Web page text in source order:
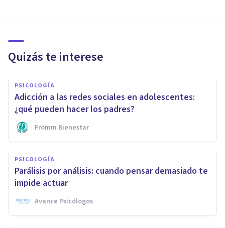
Quizás te interese
PSICOLOGÍA
Adicción a las redes sociales en adolescentes:
¿qué pueden hacer los padres?
Fromm Bienestar
PSICOLOGÍA
Parálisis por análisis: cuando pensar demasiado te
impide actuar
Avance Psicólogos